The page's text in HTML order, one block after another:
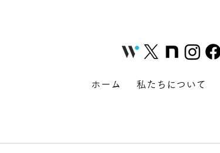
ホーム 私たちについて